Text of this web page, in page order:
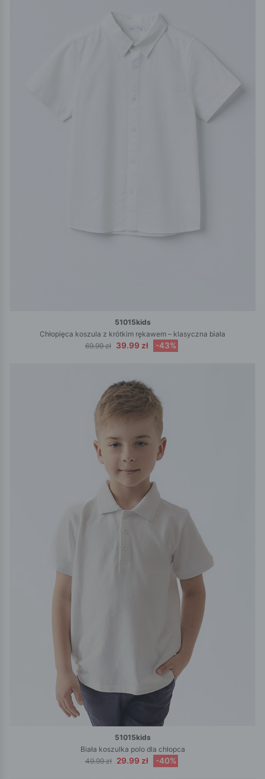
51015kids
Chłopięca koszula z krótkim rękawem – klasyczna biała
69.99 zł
39.99 zł -43%
51015kids
Biała koszulka polo dla chłopca
49.99 zł
29.99 zł -40%